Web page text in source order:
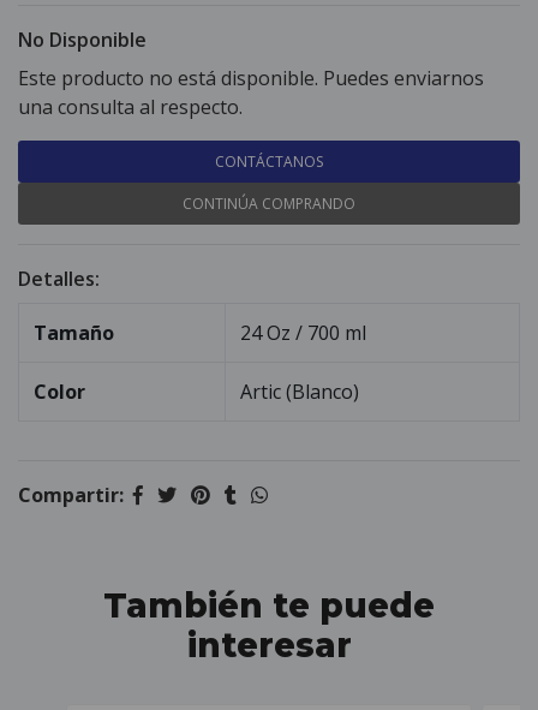
No Disponible
Este producto no está disponible. Puedes enviarnos
una consulta al respecto.
CONTÁCTANOS
CONTINÚA COMPRANDO
Detalles:
Tamaño 24 Oz / 700 ml
Color Artic (Blanco)
Compartir:
También te puede
interesar